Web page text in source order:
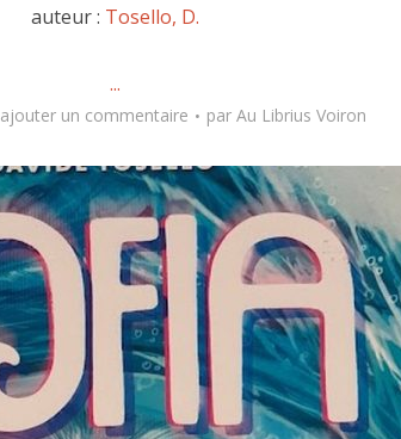
auteur : Tosello, D.
...
ajouter un commentaire par Au Librius Voiron